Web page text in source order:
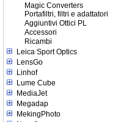
Magic Converters
Portafiltri, filtri e adattatori
Aggiuntivi Ottici PL
Accessori
Ricambi
Leica Sport Optics
LensGo
Linhof
Lume Cube
MediaJet
Megadap
MekingPhoto